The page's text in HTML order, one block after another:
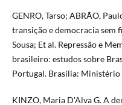
GENRO, Tarso; ABRÃO,
transição e democracia sem
Sousa; Et al. Repressão e
brasileiro: estudos sobre
Portugal. Brasília: Ministério
KINZO, Maria D'Alva G. A